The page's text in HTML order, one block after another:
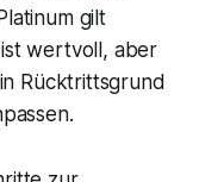
gilt
wertvoll, aber
Rücktrittsgrund